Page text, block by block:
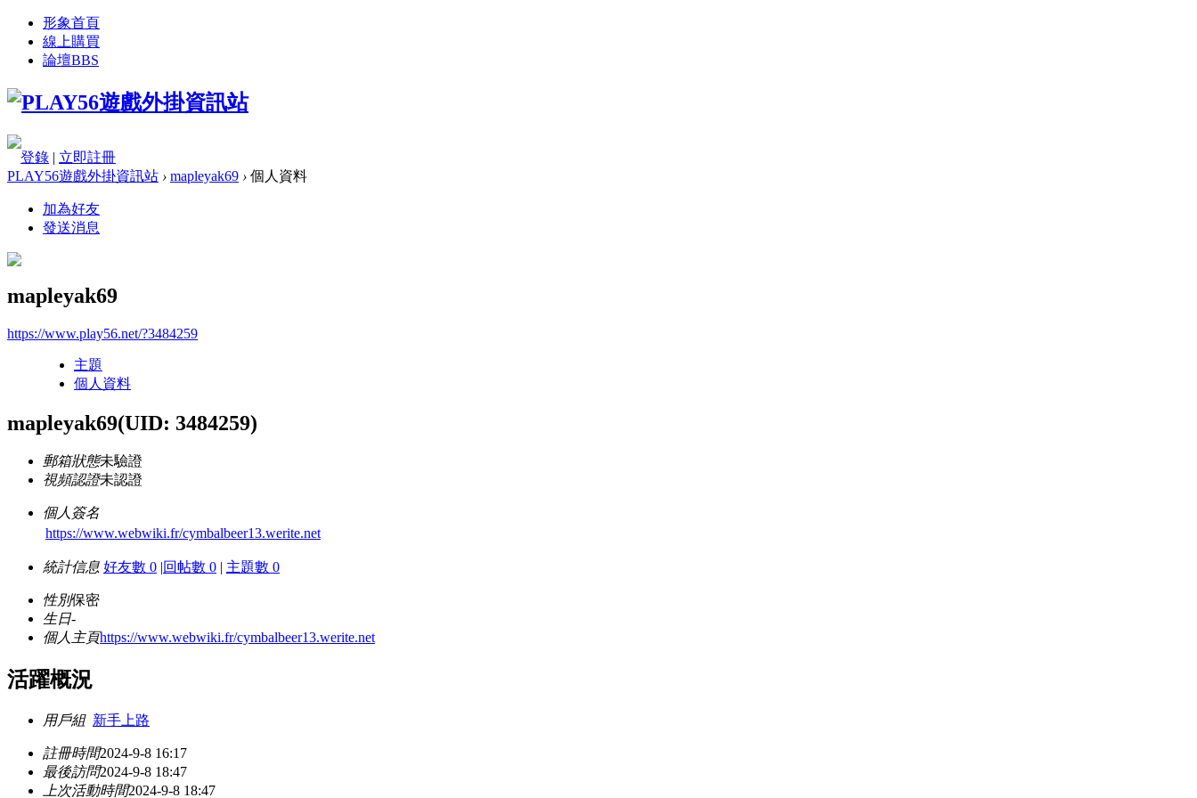
形象首頁
線上購買
論壇BBS
登錄 | 立即註冊
PLAY56遊戲外掛資訊站 › mapleyak69 › 個人資料
加為好友
發送消息
mapleyak69
https://www.play56.net/?3484259
主題
個人資料
mapleyak69(UID: 3484259)
郵箱狀態未驗證
視頻認證未認證
個人簽名
https://www.webwiki.fr/cymbalbeer13.werite.net
統計信息 好友數 0 |回帖數 0 | 主題數 0
性別保密
生日-
個人主頁https://www.webwiki.fr/cymbalbeer13.werite.net
活躍概況
用戶組 新手上路
註冊時間2024-9-8 16:17
最後訪問2024-9-8 18:47
上次活動時間2024-9-8 18:47